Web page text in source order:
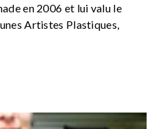
en 2006 et lui valu le
Artistes Plastiques,